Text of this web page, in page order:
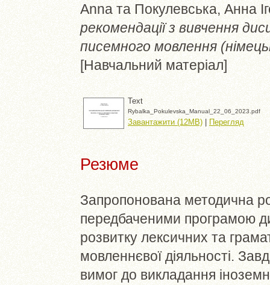
Anna та Покулевська, Анна
рекомендації з вивчення
писемного мовлення
[Навчальний матеріал]
Text
Rybalka_Pokulevska_Manual_22_06_2023.pdf
Завантажити (12MB) | Перегляд
Резюме
Запропонована методична
передбаченими програмою
розвитку лексичних та
мовленнєвої діяльності.
вимог до викладання